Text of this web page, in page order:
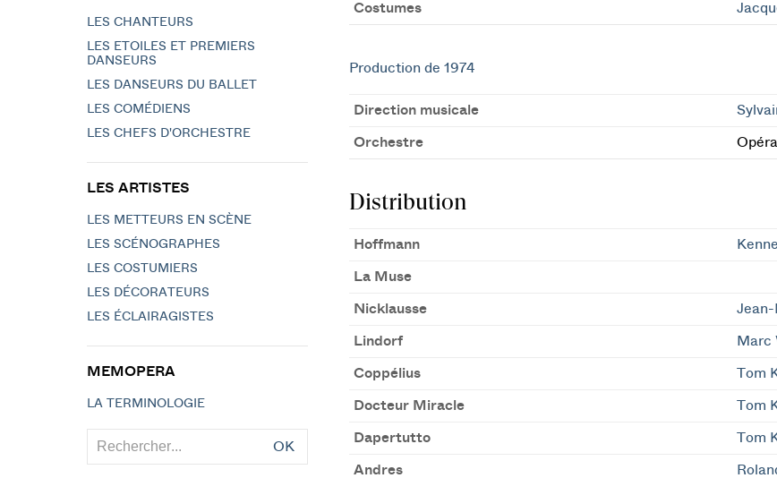
Costumes
Production de 1974
Direction musicale
Orchestre
Distribution
Hoffmann
La Muse
Nicklausse Jean-
Lindorf Marc
Coppélius Tom
Docteur Miracle Tom
Dapertutto Tom
Andres
LES CHANTEURS
LES ETOILES ET PREMIERS
DANSEURS
LES DANSEURS DU BALLET
LES COMÉDIENS
LES CHEFS D'ORCHESTRE
LES ARTISTES
LES METTEURS EN SCÈNE
LES SCÉNOGRAPHES
LES COSTUMIERS
LES DÉCORATEURS
LES ÉCLAIRAGISTES
MEMOPERA
LA TERMINOLOGIE
OK